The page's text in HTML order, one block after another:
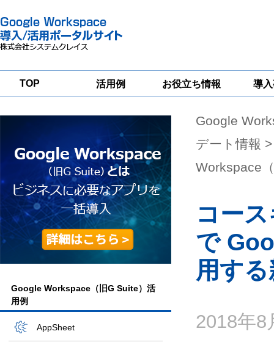
TOP 活用例 お役立ち情報
一
導
グループウェア
移行支援
Google
Workspace
セキュリティ
対策サービス
Google Workspace（旧G Suite）活
用例
AppSheet
Google
デート情報
Workspace
コー
で
用す
2018年8